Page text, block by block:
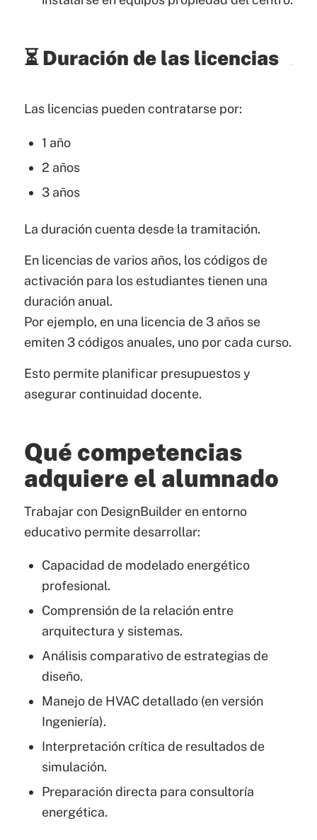
⏳ Duración de las licencias
Las licencias pueden contratarse por:
1 año
2 años
3 años
La duración cuenta desde la tramitación.
En licencias de varios años, los códigos de
activación para los estudiantes tienen una
duración anual.
Por ejemplo, en una licencia de 3 años se
emiten 3 códigos anuales, uno por cada curso.
Esto permite planificar presupuestos y
asegurar continuidad docente.
Qué competencias
adquiere el alumnado
Trabajar con DesignBuilder en entorno
educativo permite desarrollar:
Capacidad de modelado energético
profesional.
Comprensión de la relación entre
arquitectura y sistemas.
Análisis comparativo de estrategias de
diseño.
Manejo de HVAC detallado (en versión
Ingeniería).
Interpretación crítica de resultados de
simulación.
Preparación directa para consultoría
energética.